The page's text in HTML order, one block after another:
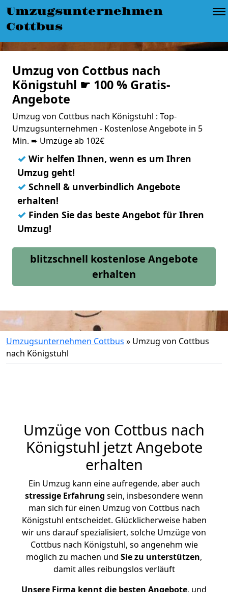
Umzugsunternehmen
Cottbus
Umzug von Cottbus nach
Königstuhl ☛ 100 % Gratis-
Angebote
Umzug von Cottbus nach Königstuhl : Top-
Umzugsunternehmen - Kostenlose Angebote in 5
Min. ➨ Umzüge ab 102€
✓ Wir helfen Ihnen, wenn es um Ihren
Umzug geht!
✓ Schnell & unverbindlich Angebote
erhalten!
✓ Finden Sie das beste Angebot für Ihren
Umzug!
blitzschnell kostenlose Angebote
erhalten
Umzugsunternehmen Cottbus » Umzug von Cottbus
nach Königstuhl
Umzüge von Cottbus nach
Königstuhl jetzt Angebote
erhalten
Ein Umzug kann eine aufregende, aber auch
stressige Erfahrung sein, insbesondere wenn
man sich für einen Umzug von Cottbus nach
Königstuhl entscheidet. Glücklicherweise haben
wir uns darauf spezialisiert, solche Umzüge von
Cottbus nach Königstuhl, so angenehm wie
möglich zu machen und Sie zu unterstützen,
damit alles reibungslos verläuft
Unsere Firma kennt die besten Angebote, und